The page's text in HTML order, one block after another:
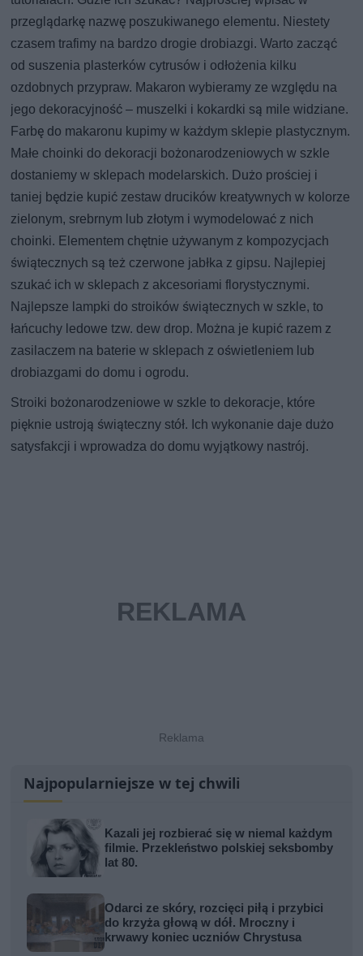
przeglądarkę nazwę poszukiwanego elementu. Niestety
czasem trafimy na bardzo drogie drobiazgi. Warto zacząć
od suszenia plasterków cytrusów i odłożenia kilku
ozdobnych przypraw. Makaron wybieramy ze względu na
jego dekoracyjność – muszelki i kokardki są mile widziane.
Farbę do makaronu kupimy w każdym sklepie plastycznym.
Małe choinki do dekoracji bożonarodzeniowych w szkle
dostaniemy w sklepach modelarskich. Dużo prościej i
taniej będzie kupić zestaw drucików kreatywnych w kolorze
zielonym, srebrnym lub złotym i wymodelować z nich
choinki. Elementem chętnie używanym z kompozycjach
świątecznych są też czerwone jabłka z gipsu. Najlepiej
szukać ich w sklepach z akcesoriami florystycznymi.
Najlepsze lampki do stroików świątecznych w szkle, to
łańcuchy ledowe tzw. dew drop. Można je kupić razem z
zasilaczem na baterie w sklepach z oświetleniem lub
drobiazgami do domu i ogrodu.
Stroiki bożonarodzeniowe w szkle to dekoracje, które
pięknie ustroją świąteczny stół. Ich wykonanie daje dużo
satysfakcji i wprowadza do domu wyjątkowy nastrój.
Najpopularniejsze w tej chwili
Kazali jej rozbierać się w niemal każdym
filmie. Przekleństwo polskiej seksbomby
lat 80.
Odarci ze skóry, rozcięci piłą i przybici
do krzyża głową w dół. Mroczny i
krwawy koniec uczniów Chrystusa